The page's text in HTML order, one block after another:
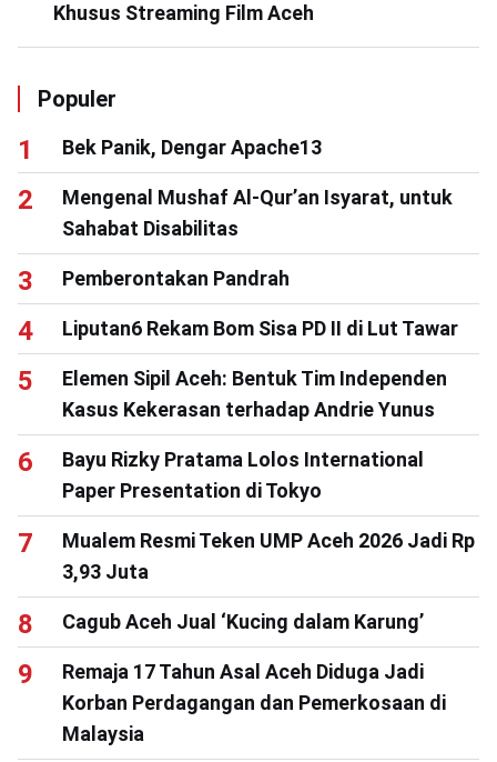
Khusus Streaming Film Aceh
Populer
Bek Panik, Dengar Apache13
Mengenal Mushaf Al-Qur’an Isyarat, untuk
Sahabat Disabilitas
Pemberontakan Pandrah
Liputan6 Rekam Bom Sisa PD II di Lut Tawar
Elemen Sipil Aceh: Bentuk Tim Independen
Kasus Kekerasan terhadap Andrie Yunus
Bayu Rizky Pratama Lolos International
Paper Presentation di Tokyo
Mualem Resmi Teken UMP Aceh 2026 Jadi Rp
3,93 Juta
Cagub Aceh Jual ‘Kucing dalam Karung’
Remaja 17 Tahun Asal Aceh Diduga Jadi
Korban Perdagangan dan Pemerkosaan di
Malaysia